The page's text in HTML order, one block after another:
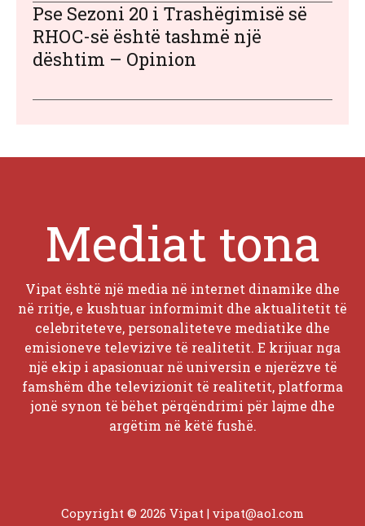
Pse Sezoni 20 i Trashëgimisë së
RHOC-së është tashmë një
dështim – Opinion
Mediat tona
Vipat është një media në internet dinamike dhe
në rritje, e kushtuar informimit dhe aktualitetit të
celebriteteve, personaliteteve mediatike dhe
emisioneve televizive të realitetit. E krijuar nga
një ekip i apasionuar në universin e njerëzve të
famshëm dhe televizionit të realitetit, platforma
jonë synon të bëhet përqëndrimi për lajme dhe
argëtim në këtë fushë.
Copyright © 2026 Vipat | vipat@aol.com